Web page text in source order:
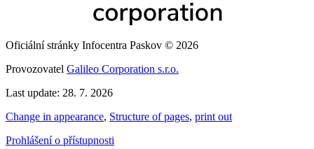
Oficiální stránky Infocentra Paskov © 2026
Provozovatel Galileo Corporation s.r.o.
Last update: 28. 7. 2026
Change in appearance, Structure of pages, print out
Prohlášení o přístupnosti